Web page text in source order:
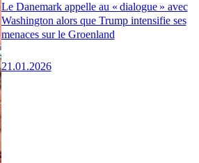
Le Danemark appelle au « dialogue » avec
Washington alors que Trump intensifie ses
menaces sur le Groenland
21.01.2026